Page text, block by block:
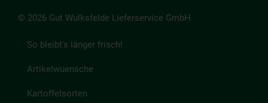
© 2026 Gut Wulksfelde Lieferservice GmbH
So bleibt's länger frisch!
Artikelwuensche
Kartoffelsorten